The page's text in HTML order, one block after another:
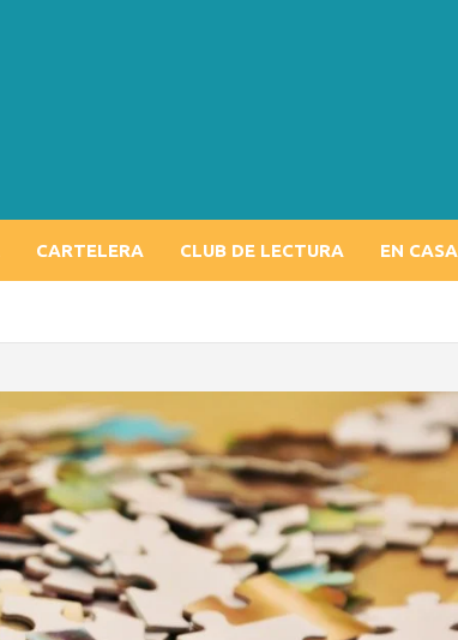
CARTELERA CLUB DE LECTURA EN CASA